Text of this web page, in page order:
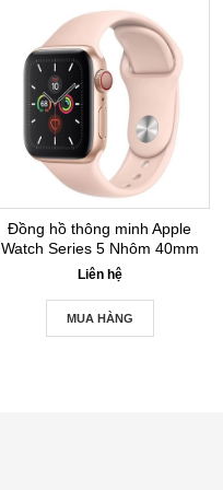
Đồng hồ thông minh Apple
Watch Series 5 Nhôm 40mm
GPS+LTE Gold New Seal
Liên hệ
MUA HÀNG